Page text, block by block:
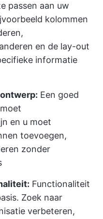
passen aan uw
kolommen
en de lay-out
informatie
Een goed
en u moet
toevoegen,
zonder
Functionaliteit
Zoek naar
verbeteren,